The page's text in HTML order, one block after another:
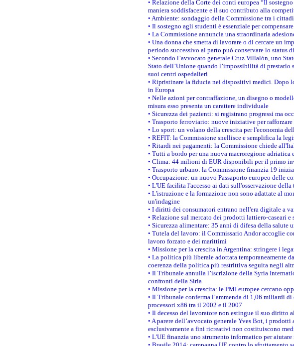
• Relazione della Corte dei conti europea “Il
maniera soddisfacente e il suo contributo alla
• Ambiente: sondaggio della Commissione tra i
• Il sostegno agli studenti è essenziale per
• La Commissione annuncia una straordinaria
• Una donna che smetta di lavorare o di cercare un
periodo successivo al parto può conservare lo status
• Secondo l’avvocato generale Cruz Villalón, uno
Stato dell’Unione quando l’impossibilità di
suoi centri ospedalieri
• Ripristinare la fiducia nei dispositivi medici. Dopo
in Europa
• Nelle azioni per contraffazione, un disegno o
misura esso presenta un carattere individuale
• Sicurezza dei pazienti: si registrano progressi ma
• Trasporto ferroviario: nuove iniziative per
• Lo sport: un volano della crescita per l'economia
• REFIT: la Commissione snellisce e semplifica la
• Ritardi nei pagamenti: la Commissione chiede
• Tutti a bordo per una nuova macroregione
• Clima: 44 milioni di EUR disponibili per il primo
• Trasporto urbano: la Commissione finanzia 19
• Occupazione: un nuovo Passaporto europeo delle
• L'UE facilita l'accesso ai dati sull'osservazione
• L'istruzione e la formazione non sono adattate al
un'indagine
• I diritti dei consumatori entrano nell'era digitale a
• Relazione sul mercato dei prodotti lattiero-caseari e
• Sicurezza alimentare: 35 anni di difesa della salute
• Tutela del lavoro: il Commissario Andor accoglie
lavoro forzato e dei marittimi
• Missione per la crescita in Argentina: stringere i
• La politica più liberale adottata temporaneamente
coerenza della politica più restrittiva seguita negli
• Il Tribunale annulla l’iscrizione della Syria
confronti della Siria
• Missione per la crescita: le PMI europee cercano
• Il Tribunale conferma l’ammenda di 1,06 miliardi
processori x86 tra il 2002 e il 2007
• Il decesso del lavoratore non estingue il suo diritto
• A parere dell’avvocato generale Yves Bot, i
esclusivamente a fini ricreativi non costituiscono
• L'UE finanzia uno strumento informatico per